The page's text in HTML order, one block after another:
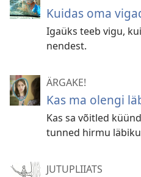
Kuidas oma
Igaüks teeb vigu,
nendest.
ÄRGAKE!
Kas ma olengi
Kas sa võitled
tunned hirmu
JUTUPLIIATS